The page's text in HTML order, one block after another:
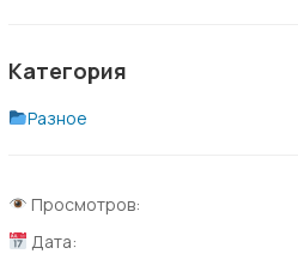
Категория
Разное
Просмотров:
Дата: